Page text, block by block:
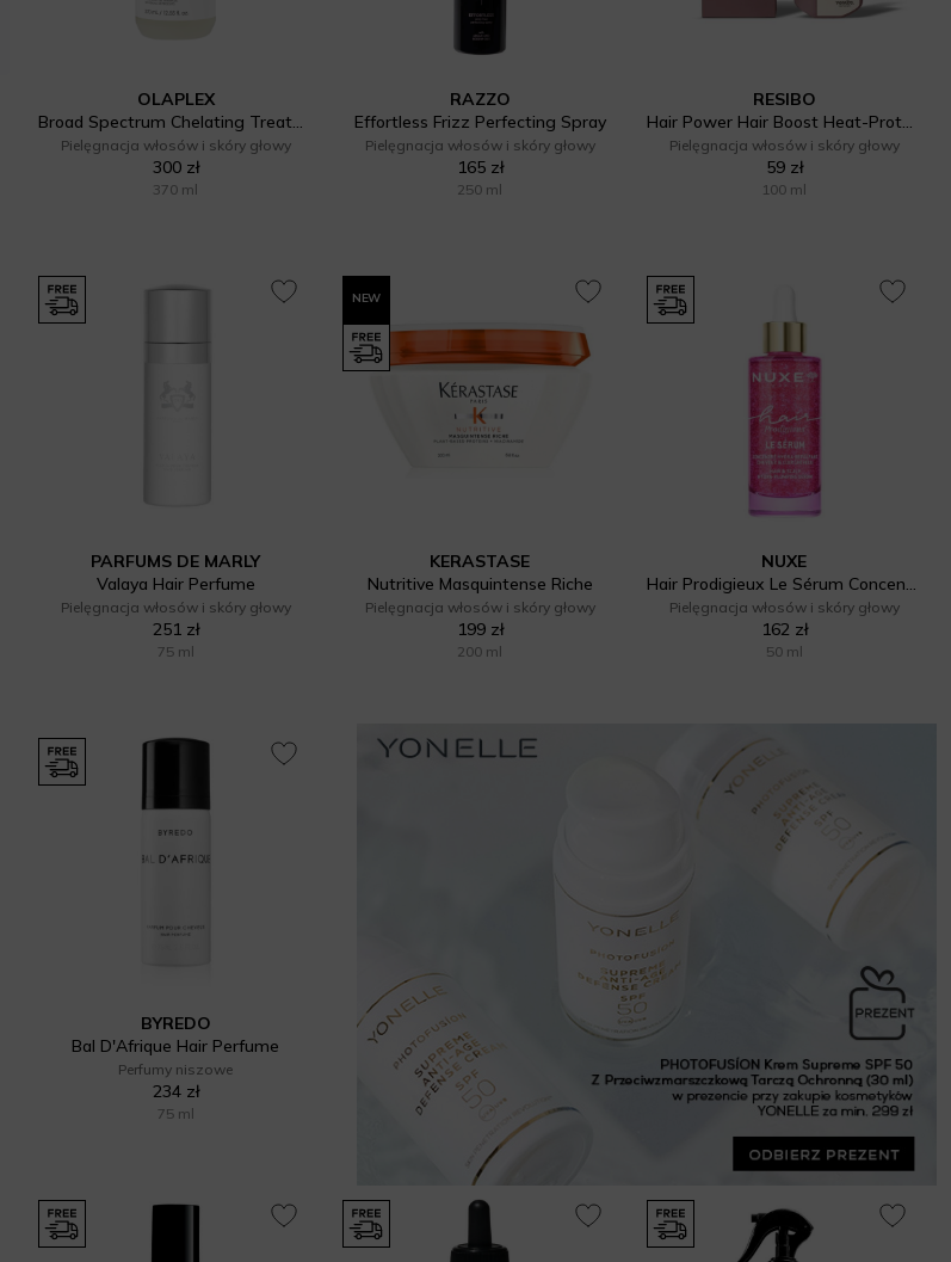
OLAPLEX
Broad Spectrum Chelating Treatment
Pielęgnacja włosów i skóry głowy
300 zł
370 ml
RAZZO
Effortless Frizz Perfecting Spray
Pielęgnacja włosów i skóry głowy
165 zł
250 ml
RESIBO
Hair Power Hair Boost Heat-Protection Spray
Pielęgnacja włosów i skóry głowy
59 zł
100 ml
PARFUMS DE MARLY
Valaya Hair Perfume
Pielęgnacja włosów i skóry głowy
251 zł
75 ml
NEW
KERASTASE
Nutritive Masquintense Riche
Pielęgnacja włosów i skóry głowy
199 zł
200 ml
NUXE
Hair Prodigieux Le Sérum Concentré Hydra-Repulpant Cheveux & Cuir Chevelu
Pielęgnacja włosów i skóry głowy
162 zł
50 ml
BYREDO
Bal D'Afrique Hair Perfume
Perfumy niszowe
234 zł
75 ml